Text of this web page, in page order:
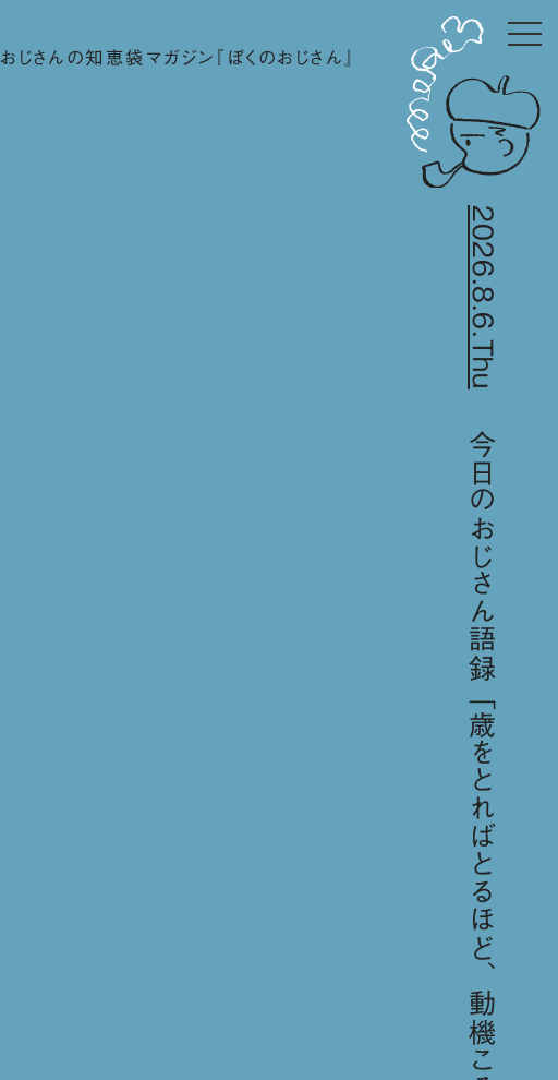
おじさんの知恵袋マガジン『ぼくのおじさん』
2026.8.6.Thu
今日のおじさん語録